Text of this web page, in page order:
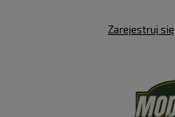
Zarejestruj się